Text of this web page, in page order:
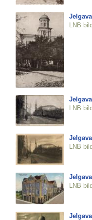
LNB
LNB
LNB
LNB